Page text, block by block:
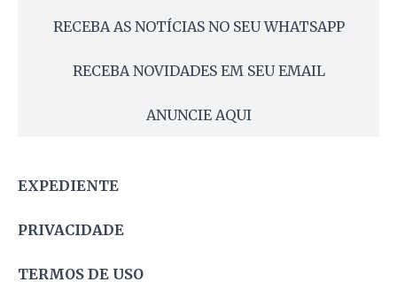
RECEBA AS NOTÍCIAS NO SEU WHATSAPP
RECEBA NOVIDADES EM SEU EMAIL
ANUNCIE AQUI
EXPEDIENTE
PRIVACIDADE
TERMOS DE USO